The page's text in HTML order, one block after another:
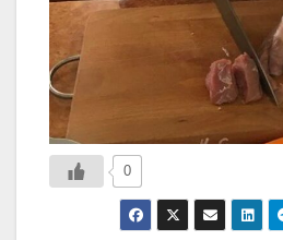
0